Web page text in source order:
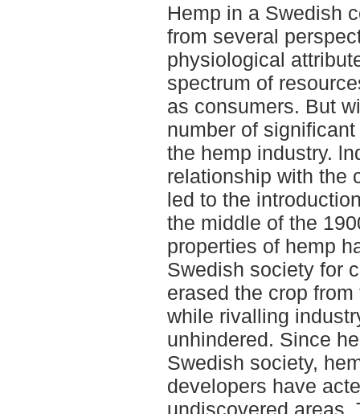
Hemp in a Swedish
from several
physiological
spectrum of
as consumers. But
number of
the hemp industry.
relationship with the
led to the
the middle of the
properties of hemp
Swedish society for
erased the crop
while rivalling
unhindered. Since
Swedish society,
developers have
undiscovered areas.